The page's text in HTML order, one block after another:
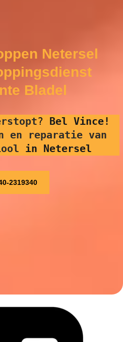
Netersel
Bladel
? Bel Vince!
en reparatie van
in Netersel
2319340